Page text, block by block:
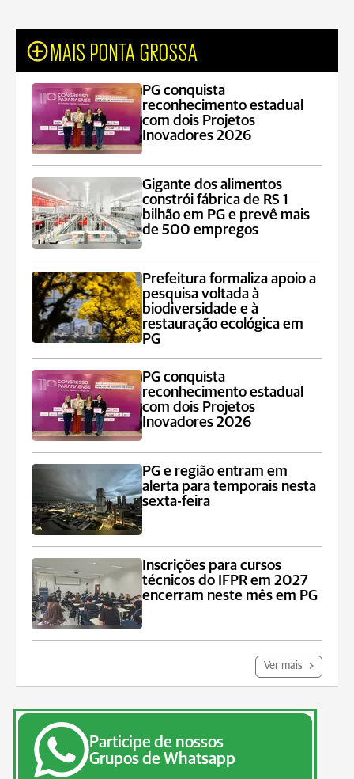
MAIS PONTA GROSSA
PG conquista
reconhecimento estadual
com dois Projetos
Inovadores 2026
Gigante dos alimentos
constrói fábrica de RS 1
bilhão em PG e prevê mais
de 500 empregos
Prefeitura formaliza apoio a
pesquisa voltada à
biodiversidade e à
restauração ecológica em
PG
PG conquista
reconhecimento estadual
com dois Projetos
Inovadores 2026
PG e região entram em
alerta para temporais nesta
sexta-feira
Inscrições para cursos
técnicos do IFPR em 2027
encerram neste mês em PG
Ver mais
Participe de nossos
Grupos de Whatsapp